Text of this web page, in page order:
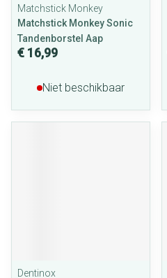
Matchstick Monkey
Matchstick Monkey Sonic
Tandenborstel Aap
€ 16,99
Niet beschikbaar
Dentinox